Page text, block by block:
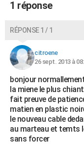
DICTIONNAIRE
S'inscrire
Se connecter
Lycées
Collèges
Primaires
Universités
Entreprises
Service militaire
Avis de recherche
AVIS DE DÉCÈS
FORUM
Bricolage
Lifestyle
Culture
Sport
Auto
Television
Voyage
Cinema
1 réponse
RÉPONSE 1 / 1
citroene
26 sept. 2013 à
bonjour
la miene le plus
fait preuve de
matien en plastic
le nouveau cable
au marteau et temts
sans forcer